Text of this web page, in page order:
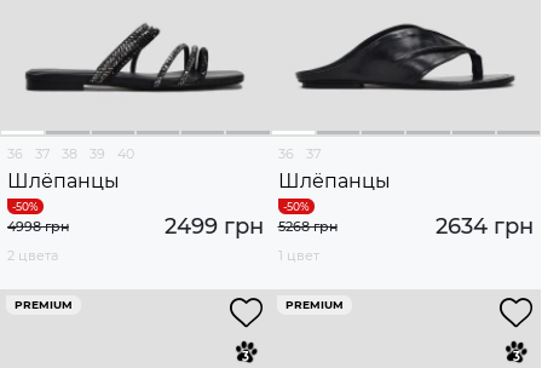
36 37 38 39 40
Шлёпанцы
2499 грн
4998 грн
2 цвета
36 37
Шлёпанцы
2634 грн
5268 грн
1 цвет
PREMIUM PREMIUM